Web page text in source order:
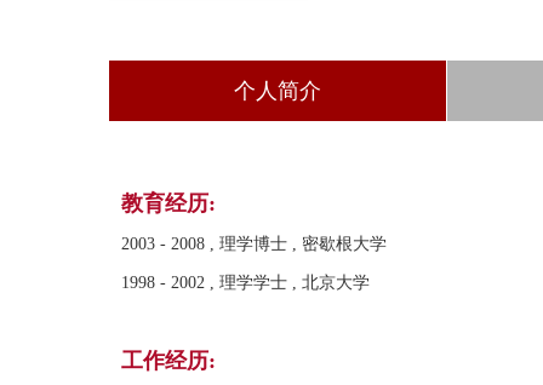
个人简介
教育经历:
2003 - 2008 , 理学博士 , 密歇根大学
1998 - 2002 , 理学学士 , 北京大学
工作经历: